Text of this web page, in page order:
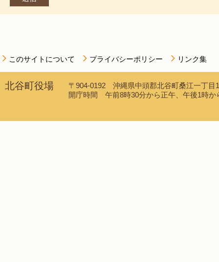
このサイトについて プライバシーポリシー リンク集
北谷町役場
〒904-0192 沖縄県中頭郡北谷町桑江一丁
開庁時間 午前8時30分から正午、午後1時か